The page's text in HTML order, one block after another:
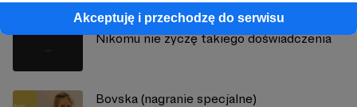
Akceptuję i przechodzę do serwisu
Nikomu nie życzę takiego doświadczenia
Bovska (nagranie specjalne)